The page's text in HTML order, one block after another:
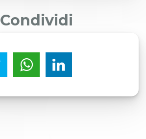
Condividi